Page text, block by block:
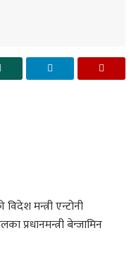
मन्त्री एन्टोनी
प्रधानमन्त्री बेन्जामिन